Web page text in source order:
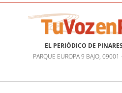
EL PERIÓDICO DE
PARQUE EUROPA 9 BAJO,